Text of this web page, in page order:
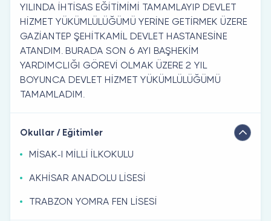
YILINDA İHTİSAS EĞİTİMİMİ TAMAMLAYIP DEVLET
HİZMET YÜKÜMLÜLÜĞÜMÜ YERİNE GETİRMEK ÜZERE
GAZİANTEP ŞEHİTKAMİL DEVLET HASTANESİNE
ATANDIM. BURADA SON 6 AYI BAŞHEKİM
YARDIMCLIĞI GÖREVİ OLMAK ÜZERE 2 YIL
BOYUNCA DEVLET HİZMET YÜKÜMLÜLÜĞÜMÜ
TAMAMLADIM.
Okullar / Eğitimler
MİSAK-I MİLLİ İLKOKULU
AKHİSAR ANADOLU LİSESİ
TRABZON YOMRA FEN LİSESİ